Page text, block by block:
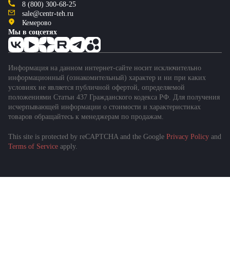
8 (800) 300-68-25
sale@centr-teh.ru
Кемерово
Мы в соцсетях
Информация на данном интернет-сайте носит исключительно
информационный (ознакомительный) характер и ни при каких
условиях не является публичной офертой, определяемой
положениями Статьи 437 Гражданского кодекса РФ. Для получения
исчерпывающей информации о стоимости и характеристиках
товаров обращайтесь к менеджерам по продажам.
This site is protected by reCAPTCHA and the Google Privacy Policy and
Terms of Service apply.
Подобрать спецтехнику
за 1 минуту